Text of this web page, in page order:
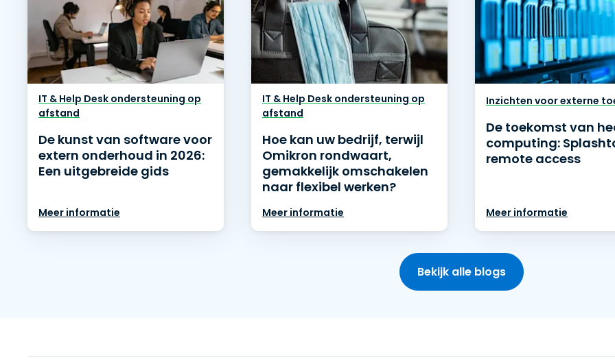
IT & Help Desk ondersteuning op
afstand
De kunst van software voor
extern onderhoud in 2026:
Een uitgebreide gids
Meer informatie
IT & Help Desk ondersteuning op
afstand
Hoe kan uw bedrijf, terwijl
Omikron rondwaart,
gemakkelijk omschakelen
naar flexibel werken?
Meer informatie
Inzichten voor externe
De toekomst van
computing:
remote access
Meer informatie
Bekijk alle blogs